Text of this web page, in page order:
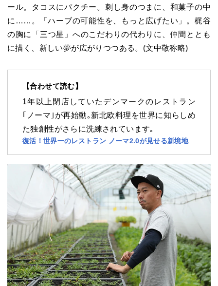
ール。タコスにパクチー。刺し身のつまに、和菓子の中
に……。「ハーブの可能性を、もっと広げたい」。梶谷
の胸に「三つ星」へのこだわりの代わりに、仲間ととも
に描く、新しい夢が広がりつつある。(文中敬称略)
【合わせて読む】
1年以上閉店していたデンマークのレストラン
｢ノーマ｣が再始動｡新北欧料理を世界に知らしめ
た独創性がさらに洗練されています｡
復活！世界一のレストラン ノーマ2.0が見せる新境地